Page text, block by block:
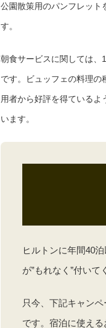
公園散策用のパンフレット
す。
朝食サービスに関しては、
です。ビュッフェの料理の
用者から好評を得ている
います。
ヒルトンに年間40
が”もれなく”付いて
只今、下記キャン
です。宿泊に使える